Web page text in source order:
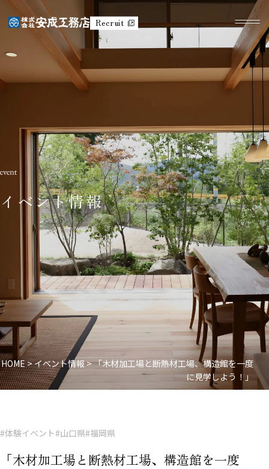
Recruit
イベント情報
HOME>イベント情報>「木材加工場と断熱材工場、構造館を一度
に見学しよう！」
#体験イベント#山口県#福岡県
「木材加工場と断熱材工場、構造館を一度